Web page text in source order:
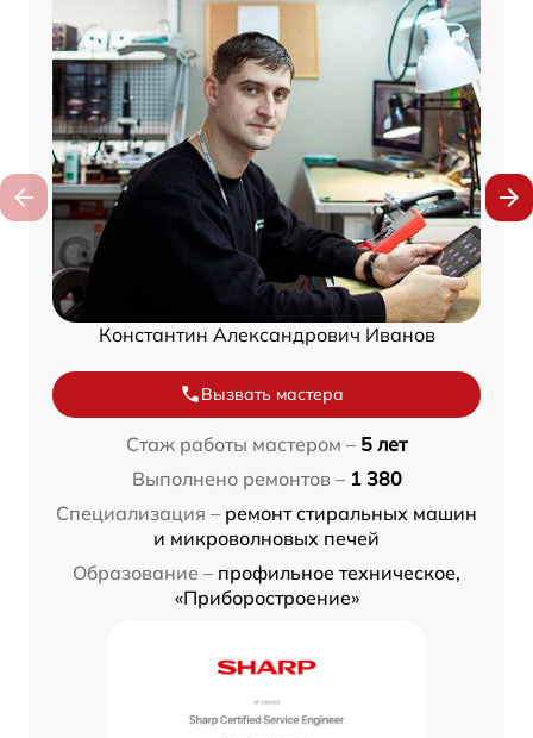
Константин Александрович Иванов
Вызвать мастера
Стаж работы мастером – 5 лет
Выполнено ремонтов – 1 380
Специализация – ремонт стиральных машин
и микроволновых печей
Образование – профильное техническое,
«Приборостроение»